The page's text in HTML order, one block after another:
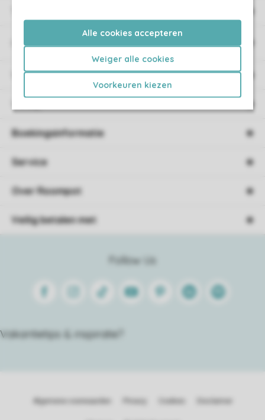
Alle cookies accepteren
Weiger alle cookies
Voorkeuren kiezen
Campings
Vakantieverblijf
Follow Us
FacebookInstagram
Tiktok Youtube PinterestLinkedinSpotify
Vakantietips & inspiratie?
Boekingsinformatie
Service
Over Roompot
Veilig betalen met